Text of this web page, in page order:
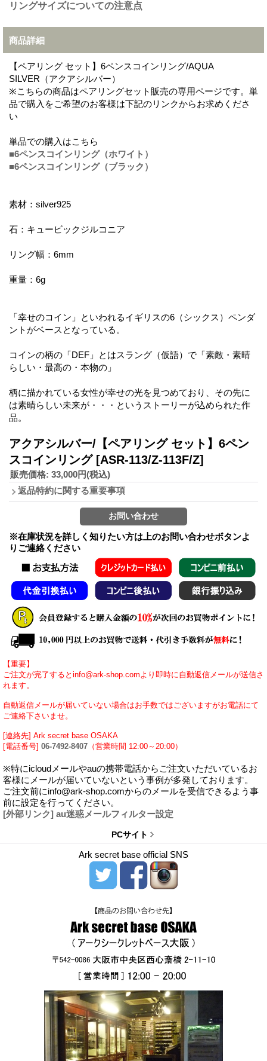
リングサイズについての注意点
商品詳細
【ペアリング セット】6ペンスコインリング/AQUA
SILVER（アクアシルバー）
※こちらの商品はペアリングセット販売の専用ページです。単
品で購入をご希望のお客様は下記のリンクからお求めくださ
い
単品での購入はこちら
■6ペンスコインリング（ホワイト）
■6ペンスコインリング（ブラック）
素材：silver925
石：キュービックジルコニア
リング幅：6mm
重量：6g
「幸せのコイン」といわれるイギリスの6（シックス）ペンダ
ントがベースとなっている。
コインの柄の「DEF」とはスラング（仮語）で「素敵・素晴
らしい・最高の・本物の」
柄に描かれている女性が幸せの光を見つめており、その先に
は素晴らしい未来が・・・というストーリーが込められた作
品。
アクアシルバー/【ペアリング セット】6ペン
スコインリング [ASR-113/Z-113F/Z]
販売価格: 33,000円(税込)
返品特約に関する重要事項
※在庫状況を詳しく知りたい方は上のお問い合わせボタンよ
りご連絡ください
【重要】
ご注文が完了するとinfo@ark-shop.comより即時に自動返信メールが送信さ
れます。
自動返信メールが届いていない場合はお手数ではございますがお電話にて
ご連絡下さいませ。
[連絡先] Ark secret base OSAKA
[電話番号] 06-7492-8407 （営業時間 12:00～20:00）
※特にicloudメールやauの携帯電話からご注文いただいているお
客様にメールが届いていないという事例が多発しております。
ご注文前にinfo@ark-shop.comからのメールを受信できるよう事
前に設定を行ってください。
[外部リンク] au迷惑メールフィルター設定
PCサイト
Ark secret base official SNS